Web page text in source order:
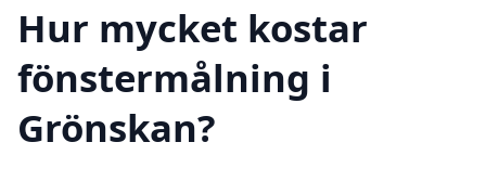
Hur mycket kostar
fönstermålning i
Grönskan?